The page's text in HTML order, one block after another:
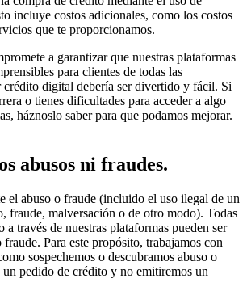
incluye costos adicionales, como los costos
que te proporcionamos.
a garantizar que nuestras plataformas
para clientes de todas las
crédito digital debería ser divertido y fácil. Si
o tienes dificultades para acceder a algo
háznoslo saber para que podamos mejorar.
abusos ni fraudes.
el abuso o fraude (incluido el uso ilegal de un
fraude, malversación o de otro modo). Todas
a través de nuestras plataformas pueden ser
fraude. Para este propósito, trabajamos con
sospechemos o descubramos abuso o
un pedido de crédito y no emitiremos un